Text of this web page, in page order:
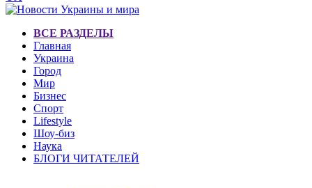
ВСЕ РАЗДЕЛЫ
Главная
Украина
Город
Мир
Бизнес
Спорт
Lifestyle
Шоу-биз
Наука
БЛОГИ ЧИТАТЕЛЕЙ